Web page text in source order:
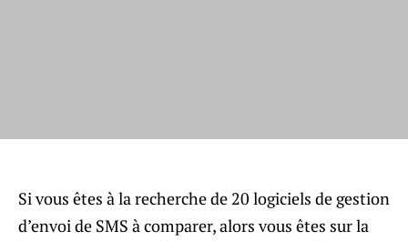
Si vous êtes à la recherche de 20 logiciels de gestion
d’envoi de SMS à comparer, alors vous êtes sur la